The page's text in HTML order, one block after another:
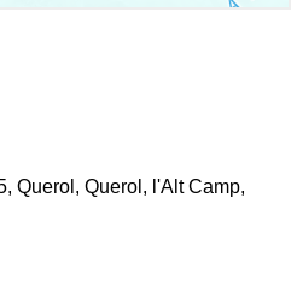
Querol, Querol, l'Alt Camp,